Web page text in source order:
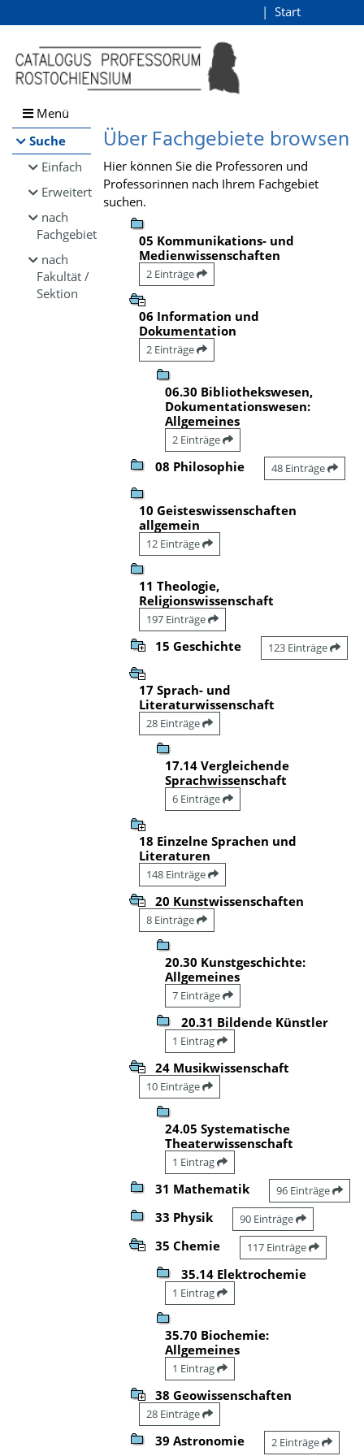
Browsen
direkt zum Inhalt
Start
Menü
Suche
Einfach
Erweitert
nach
Fachgebiet
nach
Fakultät /
Sektion
Über Fachgebiete browsen
Hier können Sie die Professoren und
Professorinnen nach Ihrem Fachgebiet
suchen.
05 Kommunikations- und
Medienwissenschaften
2 Einträge
06 Information und
Dokumentation
2 Einträge
06.30 Bibliothekswesen,
Dokumentationswesen:
Allgemeines
2 Einträge
08 Philosophie 48 Einträge
10 Geisteswissenschaften
allgemein
12 Einträge
11 Theologie,
Religionswissenschaft
197 Einträge
15 Geschichte 123 Einträge
17 Sprach- und
Literaturwissenschaft
28 Einträge
17.14 Vergleichende
Sprachwissenschaft
6 Einträge
18 Einzelne Sprachen und
Literaturen
148 Einträge
20 Kunstwissenschaften
8 Einträge
20.30 Kunstgeschichte:
Allgemeines
7 Einträge
20.31 Bildende Künstler
1 Eintrag
24 Musikwissenschaft
10 Einträge
24.05 Systematische
Theaterwissenschaft
1 Eintrag
31 Mathematik 96 Einträge
33 Physik 90 Einträge
35 Chemie 117 Einträge
35.14 Elektrochemie
1 Eintrag
35.70 Biochemie:
Allgemeines
1 Eintrag
38 Geowissenschaften
28 Einträge
39 Astronomie 2 Einträge